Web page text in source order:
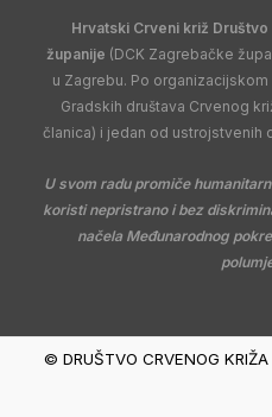
Hrvatski Crveni križ
županije (DCK Zagrebačke
u Zagrebu. Po
Gradskih društava Crvenog
članica) i jedan od ustrojstvenih
U svom radu promiče
koristi nepristrano i bez
načela Međunarodnog
© DRUŠTVO CRVENOG